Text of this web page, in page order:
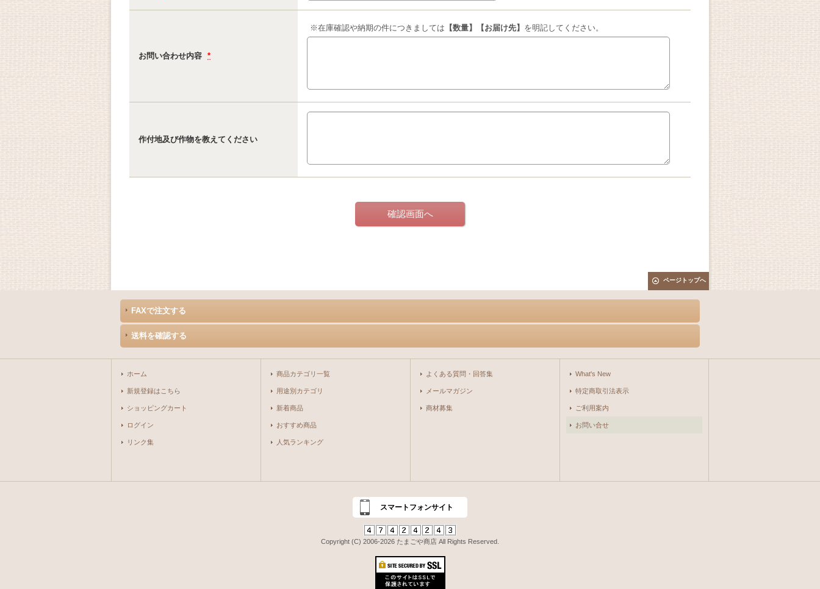
お問い合わせ内容 *
※在庫確認や納期の件につきましては 【数量】【お届け先】 を明記してください。
作付地及び作物を教えてください
ページトップへ
FAXで注文する
送料を確認する
ホーム
新規登録はこちら
ショッピングカート
ログイン
リンク集
商品カテゴリ一覧
用途別カテゴリ
新着商品
おすすめ商品
人気ランキング
よくある質問・回答集
メールマガジン
商材募集
What's New
特定商取引法表示
ご利用案内
お問い合せ
スマートフォンサイト
Copyright (C) 2006-2026 たまごや商店 All Rights Reserved.